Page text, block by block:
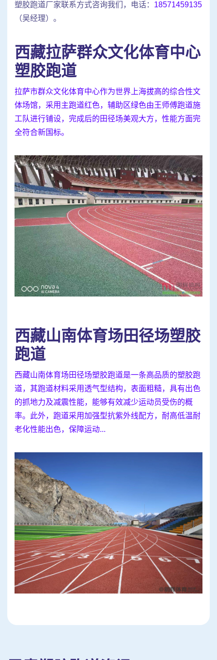
塑胶跑道厂家联系方式咨询我们，电话： 18571459135
（吴经理）。
西藏拉萨群众文化体育中心
塑胶跑道
拉萨市群众文化体育中心作为世界上海拔高的综合性文
体场馆，采用主跑道红色，辅助区绿色由王师傅跑道施
工队进行铺设，完成后的田径场美观大方，性能方面完
全符合新国标。
西藏山南体育场田径场塑胶
跑道
西藏山南体育场田径场塑胶跑道是一条高品质的塑胶跑
道，其跑道材料采用透气型结构，表面粗糙，具有出色
的抓地力及减震性能，能够有效减少运动员受伤的概
率。此外，跑道采用加强型抗紫外线配方，耐高低温耐
老化性能出色，保障运动...